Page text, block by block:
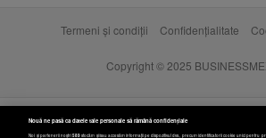
Termeni și condiții Confidențialitate
Copyright © 2025
Nouă ne pasă ca datele tale personale să rămână confidențiale
Noi și partenerii noștri589stocăm și/sau accesăm informații pe dispozitivul dvs., precum identificatorii cookie unici pentru